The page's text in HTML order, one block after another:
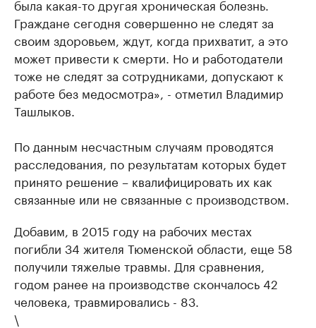
была какая-то другая хроническая болезнь.
Граждане сегодня совершенно не следят за
своим здоровьем, ждут, когда прихватит, а это
может привести к смерти. Но и работодатели
тоже не следят за сотрудниками, допускают к
работе без медосмотра», - отметил Владимир
Ташлыков.
По данным несчастным случаям проводятся
расследования, по результатам которых будет
принято решение – квалифицировать их как
связанные или не связанные с производством.
Добавим, в 2015 году на рабочих местах
погибли 34 жителя Тюменской области, еще 58
получили тяжелые травмы. Для сравнения,
годом ранее на производстве скончалось 42
человека, травмировались - 83.
\